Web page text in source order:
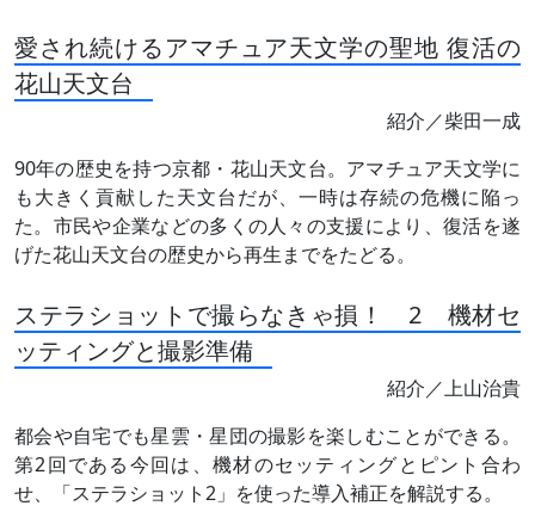
愛され続けるアマチュア天文学の聖地 復活の
花山天文台
紹介／柴田一成
90年の歴史を持つ京都・花山天文台。アマチュア天文学に
も大きく貢献した天文台だが、一時は存続の危機に陥っ
た。市民や企業などの多くの人々の支援により、復活を遂
げた花山天文台の歴史から再生までをたどる。
ステラショットで撮らなきゃ損！ 2 機材セ
ッティングと撮影準備
紹介／上山治貴
都会や自宅でも星雲・星団の撮影を楽しむことができる。
第2回である今回は、機材のセッティングとピント合わ
せ、「ステラショット2」を使った導入補正を解説する。